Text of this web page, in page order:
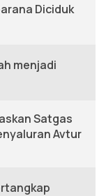
Diciduk
menjadi
Satgas
Avtur